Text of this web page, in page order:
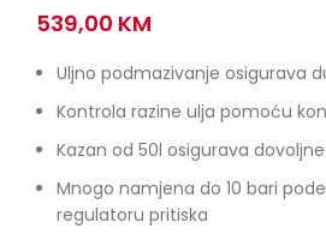
539,00 KM
Uljno podmazivanje osigurava
Kontrola razine ulja pomoću
Kazan od 50l osigurava
Mnogo namjena do 10 bari
regulatoru pritiska